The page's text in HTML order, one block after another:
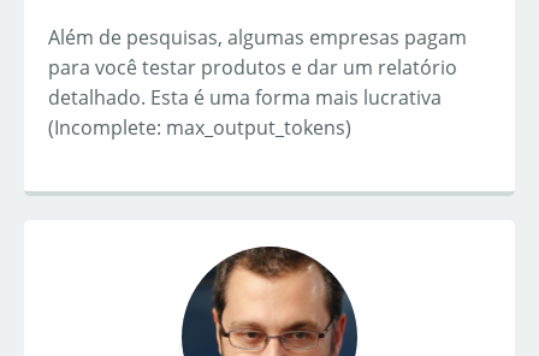
Além de pesquisas, algumas empresas pagam
para você testar produtos e dar um relatório
detalhado. Esta é uma forma mais lucrativa
(Incomplete: max_output_tokens)